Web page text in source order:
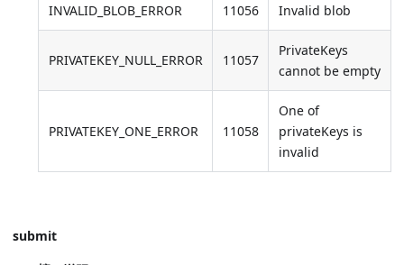
INVALID_BLOB_ERROR 11056 Invalid blob
PRIVATEKEY_NULL_ERROR 11057
PrivateKeys
cannot be empty
PRIVATEKEY_ONE_ERROR 11058
One of
privateKeys is
invalid
submit